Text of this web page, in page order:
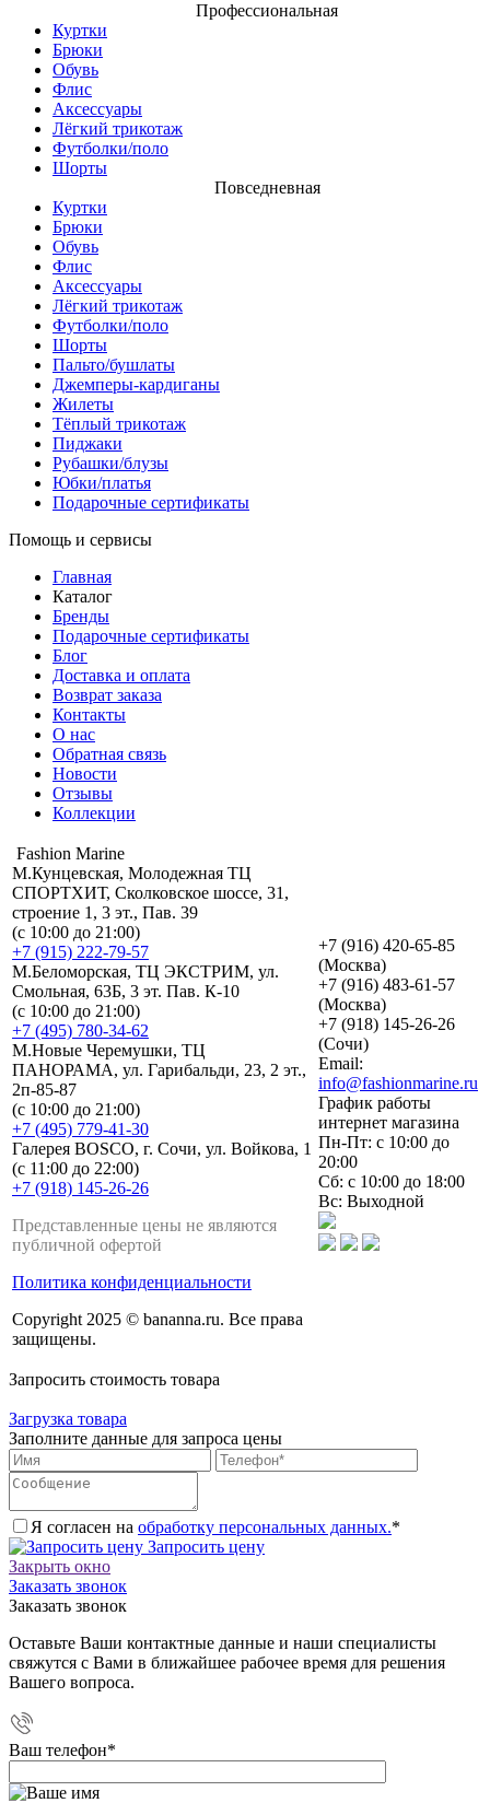
Профессиональная
Куртки
Брюки
Обувь
Флис
Аксессуары
Лёгкий трикотаж
Футболки/поло
Шорты
Повседневная
Куртки
Брюки
Обувь
Флис
Аксессуары
Лёгкий трикотаж
Футболки/поло
Шорты
Пальто/бушлаты
Джемперы-кардиганы
Жилеты
Тёплый трикотаж
Пиджаки
Рубашки/блузы
Юбки/платья
Подарочные сертификаты
Помощь и сервисы
Главная
Каталог
Бренды
Подарочные сертификаты
Блог
Доставка и оплата
Возврат заказа
Контакты
О нас
Обратная связь
Новости
Отзывы
Коллекции
Fashion Marine
М.Кунцевская, Молодежная ТЦ
СПОРТХИТ, Сколковское шоссе, 31,
строение 1, 3 эт., Пав. 39
(с 10:00 до 21:00)
+7 (915) 222-79-57
М.Беломорская, ТЦ ЭКСТРИМ, ул.
Смольная, 63Б, 3 эт. Пав. К-10
(с 10:00 до 21:00)
+7 (495) 780-34-62
М.Новые Черемушки, ТЦ
ПАНОРАМА, ул. Гарибальди, 23, 2 эт.,
2п-85-87
(с 10:00 до 21:00)
+7 (495) 779-41-30
Галерея BOSCO, г. Сочи, ул. Войкова, 1
(с 11:00 до 22:00)
+7 (918) 145-26-26
Представленные цены не являются
публичной офертой
Политика конфиденциальности
Copyright 2025 © bananna.ru. Все права
защищены.
+7 (916) 420-65-85
(Москва)
+7 (916) 483-61-57
(Москва)
+7 (918) 145-26-26
(Сочи)
Email:
info@fashionmarine.ru
График работы
интернет магазина
Пн-Пт: с 10:00 до
20:00
Сб: с 10:00 до 18:00
Вс: Выходной
Запросить стоимость товара
Загрузка товара
Заполните данные для запроса цены
Я согласен на обработку персональных данных.*
Запросить цену
Закрыть окно
Заказать звонок
Заказать звонок
Оставьте Ваши контактные данные и наши специалисты
свяжутся с Вами в ближайшее рабочее время для решения
Вашего вопроса.
Ваш телефон*